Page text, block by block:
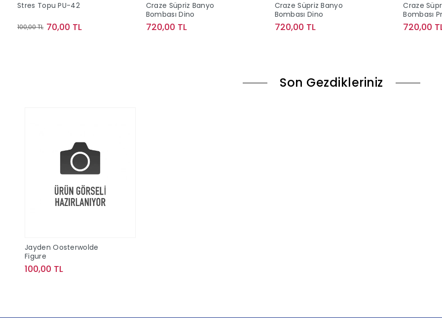
Stres Topu PU-42
100,00 TL 70,00 TL
Craze Süpriz Banyo
Bombası Dino
720,00 TL
Craze Süpriz Banyo
Bombası Dino
720,00 TL
Craze
Bombası
720,00
Son Gezdikleriniz
Jayden Oosterwolde
Figure
100,00 TL